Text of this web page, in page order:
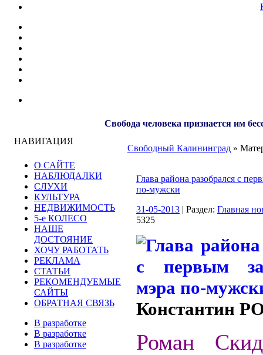
Свобода человека признается им
НАВИГАЦИЯ
О САЙТЕ
НАБЛЮДАЛКИ
СЛУХИ
КУЛЬТУРА
НЕДВИЖИМОСТЬ
5-е КОЛЕСО
НАШЕ
ДОСТОЯНИЕ
ХОЧУ РАБОТАТЬ
РЕКЛАМА
СТАТЬИ
РЕКОМЕНДУЕМЫЕ
САЙТЫ
ОБРАТНАЯ СВЯЗЬ
В разработке
В разработке
В разработке
Свободный Калининград »
Глава района разобрался с
по-мужски
31-05-2013 | Раздел: Главная
5325
Константин
Роман